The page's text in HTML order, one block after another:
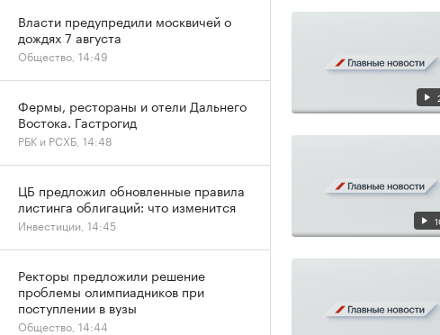
Власти предупредили москвичей о
дождях 7 августа
Общество, 14:49
Фермы, рестораны и отели Дальнего
Востока. Гастрогид
РБК и РСХБ, 14:48
ЦБ предложил обновленные правила
листинга облигаций: что изменится
Инвестиции, 14:45
Ректоры предложили решение
проблемы олимпиадников при
поступлении в вузы
Общество, 14:44